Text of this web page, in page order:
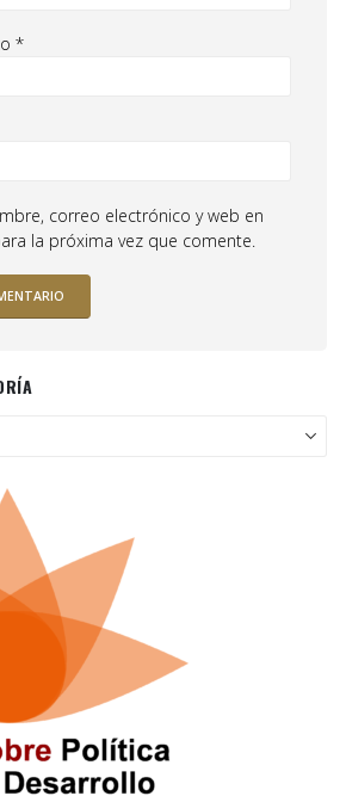
*
correo electrónico y web en
la próxima vez que comente.